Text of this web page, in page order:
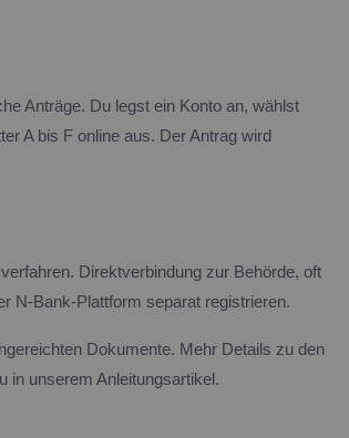
Anträge. Du legst ein Konto an, wählst
A bis F online aus. Der Antrag wird
Direktverbindung zur Behörde, oft
N-Bank-Plattform separat registrieren.
Dokumente. Mehr Details zu den
in unserem Anleitungsartikel.